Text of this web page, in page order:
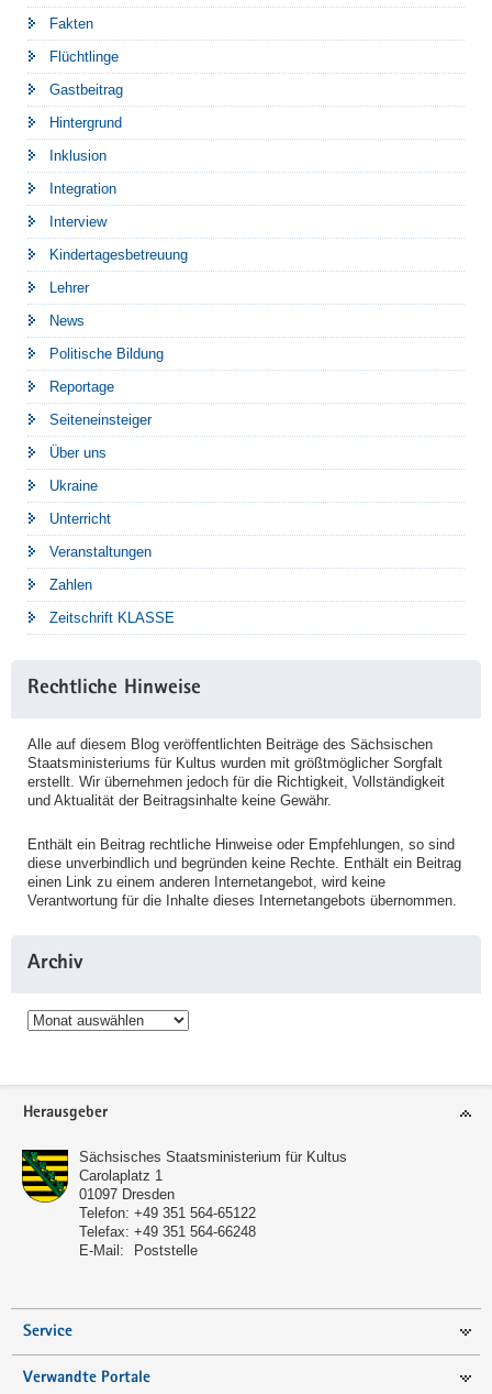
Fakten
Flüchtlinge
Gastbeitrag
Hintergrund
Inklusion
Integration
Interview
Kindertagesbetreuung
Lehrer
News
Politische Bildung
Reportage
Seiteneinsteiger
Über uns
Ukraine
Unterricht
Veranstaltungen
Zahlen
Zeitschrift KLASSE
Rechtliche Hinweise
Alle auf diesem Blog veröffentlichten Beiträge des Sächsischen
Staatsministeriums für Kultus wurden mit größtmöglicher Sorgfalt
erstellt. Wir übernehmen jedoch für die Richtigkeit, Vollständigkeit
und Aktualität der Beitragsinhalte keine Gewähr.
Enthält ein Beitrag rechtliche Hinweise oder Empfehlungen, so sind
diese unverbindlich und begründen keine Rechte. Enthält ein Beitrag
einen Link zu einem anderen Internetangebot, wird keine
Verantwortung für die Inhalte dieses Internetangebots übernommen.
Archiv
Archiv
Service
Herausgeber
Sächsisches Staatsministerium für Kultus
Carolaplatz 1
01097 Dresden
Telefon: +49 351 564-65122
Telefax: +49 351 564-66248
E-Mail:
Poststelle
Service
Verwandte Portale